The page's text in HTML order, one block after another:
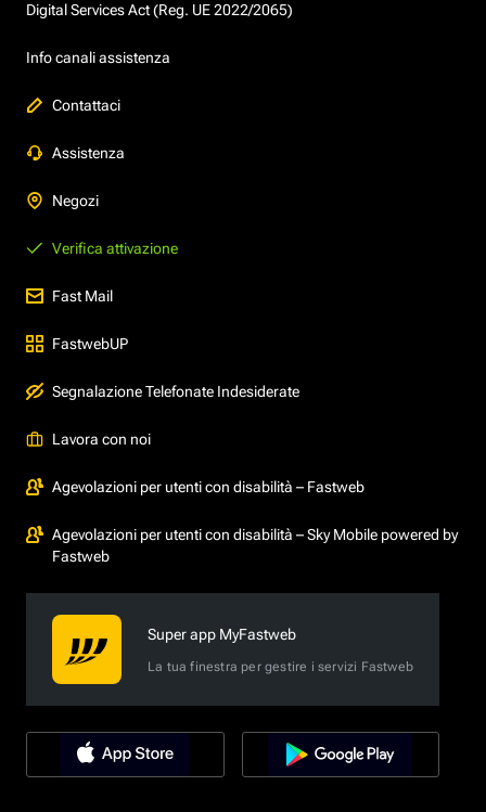
Digital Services Act (Reg. UE 2022/2065)
Info canali assistenza
Contattaci
Assistenza
Negozi
Verifica attivazione
Fast Mail
FastwebUP
Segnalazione Telefonate Indesiderate
Lavora con noi
Agevolazioni per utenti con disabilità – Fastweb
Agevolazioni per utenti con disabilità – Sky Mobile powered by
Fastweb
Super app MyFastweb
La tua finestra per gestire i servizi Fastweb